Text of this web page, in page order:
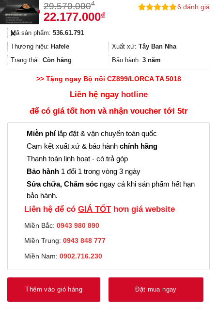
6 đánh giá
29.570.000₫
Giá
là:
29.570.000₫.
22.177.000₫Giá
là:
22.177.000₫.
Mã sản phẩm: 536.61.791
Thương hiệu: Hafele Xuất xứ: Tây Ban Nha
Trạng thái: Còn hàng Bảo hành: 3 năm
>> Tặng ngay Bộ nồi CZ899/LORCA TA 5018
Liên hệ ngay hotline
để có giá tốt hơn và nhận voucher tới 5tr
Miễn phílắp đặt & vận chuyển toàn quốc
Cam kết xuất xứ & bảo hành chính hãng
Thanh toán linh hoạt - có trả góp
Bảo hành 1 đổi 1 trong vòng 3 ngày
Sửa chữa, Chăm sóc ngay cả khi sản phẩm hết hạn
bảo hành.
Liên hệ để có GIÁ TỐThơn giá website
Miền Bắc: 0943 980 890
Miền Trung: 0943 848 777
Miền Nam: 0902.716.230
Thêm vào giỏ hàng Đặt mua ngay
✕